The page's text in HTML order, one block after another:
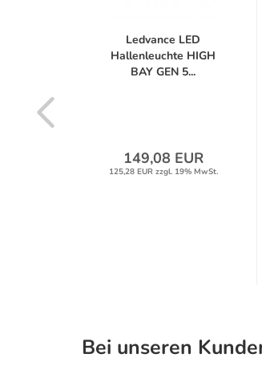
Ledvance LED
Hallenleuchte HIGH
BAY GEN 5...
149,08 EUR
125,28 EUR zzgl. 19% MwSt.
Bei unseren